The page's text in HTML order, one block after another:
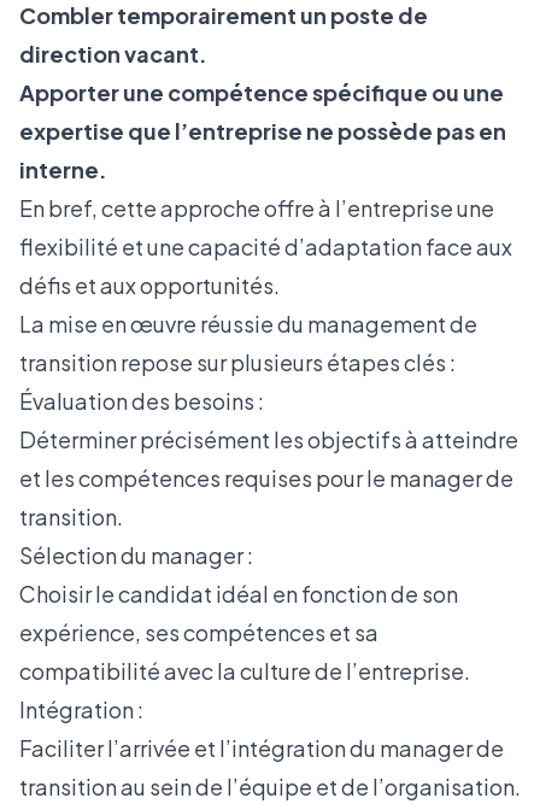
Combler temporairement un poste de
direction vacant.
Apporter une compétence spécifique ou une
expertise que l’entreprise ne possède pas en
interne.
En bref, cette approche offre à l’entreprise une
flexibilité et une capacité d’adaptation face aux
défis et aux opportunités.
La mise en œuvre réussie du management de
transition repose sur plusieurs étapes clés :
Évaluation des besoins :
Déterminer précisément les objectifs à atteindre
et les compétences requises pour le manager de
transition.
Sélection du manager :
Choisir le candidat idéal en fonction de son
expérience, ses compétences et sa
compatibilité avec la culture de l’entreprise.
Intégration :
Faciliter l’arrivée et l’intégration du manager de
transition au sein de l’équipe et de l’organisation.